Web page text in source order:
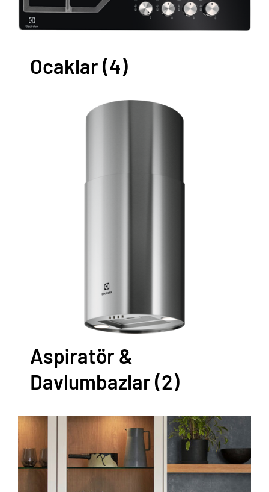
Ocaklar(4)
Aspiratör &
Davlumbazlar(2)